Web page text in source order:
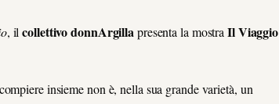
, ilcollettivo donnArgillapresenta la mostraIl Viaggio
insieme non è, nella sua grande varietà, un